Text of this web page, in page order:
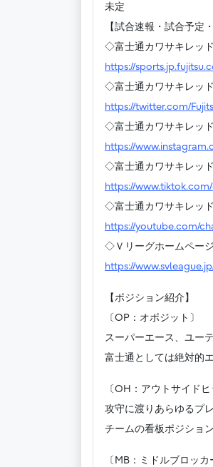
未定
【試合速報・試合予定
◇富士通カワサキレッ
https://
◇富士通カワサキレッ
https://twitter.com/
◇富士通カワサキレッ
https://
◇富士通カワサキレッ
https://
◇富士通カワサキレッ
https://youtube.com/
◇Ｖリーグホームページ
https://
【ポジション紹介】
〔OP：オポジット〕
スーパーエース、ユー
富士通としては絶対的
〔OH：アウトサイドヒ
攻守に渡りあらゆるプ
チームの看板ポジショ
〔MB：ミドルブロッカ